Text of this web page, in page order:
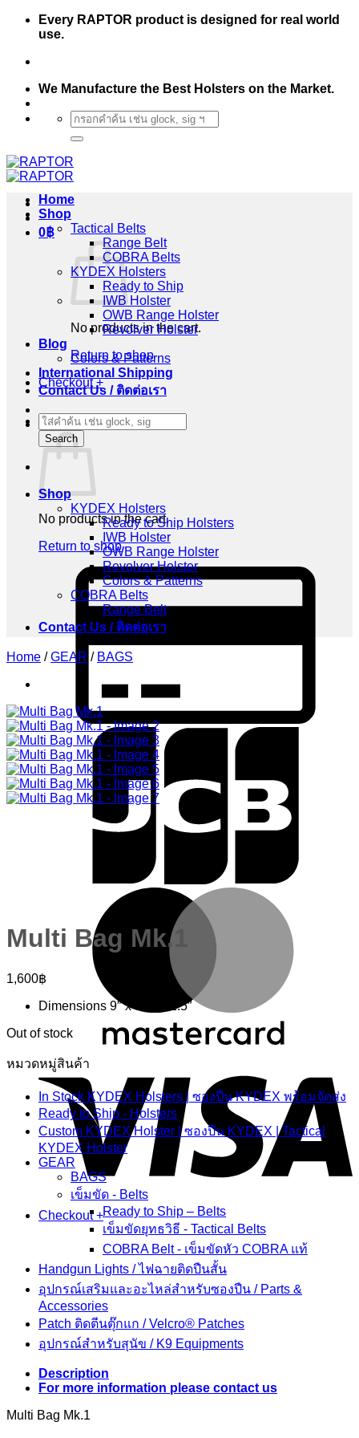
Skip
Every RAPTOR product is designed for real world
use.
We Manufacture the Best Holsters on the Market.
Search
for:
0฿
No products in the cart.
Return to shop
Checkout +
Cart
No products in the cart.
Return to shop
Checkout +
Home
Shop
Tactical Belts
Range Belt
COBRA Belts
KYDEX Holsters
Ready to Ship
IWB Holster
OWB Range Holster
Revolver Holster
Blog
Colors & Patterns
International Shipping
Contact Us / ติดต่อเรา
Products
search
Search
Shop
KYDEX Holsters
Ready to Ship Holsters
IWB Holster
OWB Range Holster
Revolver Holster
Colors & Patterns
COBRA Belts
Range Belt
Contact Us / ติดต่อเรา
Home / GEAR / BAGS
Multi Bag Mk.1
1,600฿
Dimensions 9″ x 6.5″ x 2.5″
Out of stock
หมวดหมู่สินค้า
In Stock KYDEX Holsters | ซองปืน KYDEX พร้อมจัดส่ง
Ready to Ship - Holsters
Custom KYDEX Holster | ซองปืน KYDEX | Tactical
KYDEX Holster
GEAR
BAGS
เข็มขัด - Belts
Ready to Ship – Belts
เข็มขัดยุทธวิธี - Tactical Belts
COBRA Belt - เข็มขัดหัว COBRA แท้
Handgun Lights / ไฟฉายติดปืนสั้น
อุปกรณ์เสริมและอะไหล่สำหรับซองปืน / Parts &
Accessories
Patch ติดตีนตุ๊กแก / Velcro® Patches
อุปกรณ์สำหรับสุนัข / K9 Equipments
Description
For more information please contact us
Multi Bag Mk.1